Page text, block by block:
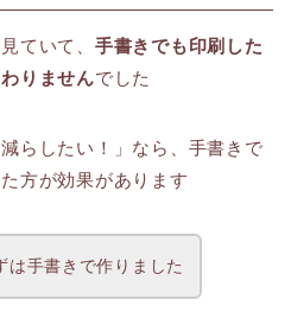
ていて、 手書きでも印刷した
りませんでした
らしたい！」なら、手書きで
方が効果があります
は手書きで作りました